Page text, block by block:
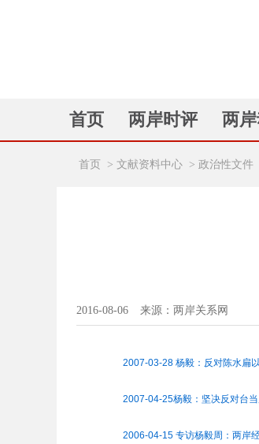
首页 两岸时评 两
首页 > 文献资料中心 > 政治性文件
2016-08-06 来源：两岸关系网
2007-03-28 杨毅：反对陈水扁
2007-04-25杨毅：坚决反对台
2006-04-15 专访杨毅周：两岸